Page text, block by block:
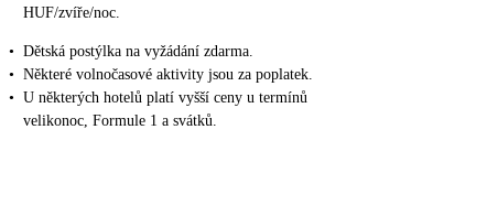
HUF/zvíře/noc.
• Dětská postýlka na vyžádání zdarma.
• Některé volnočasové aktivity jsou za poplatek.
• U některých hotelů platí vyšší ceny u termínů
velikonoc, Formule 1 a svátků.